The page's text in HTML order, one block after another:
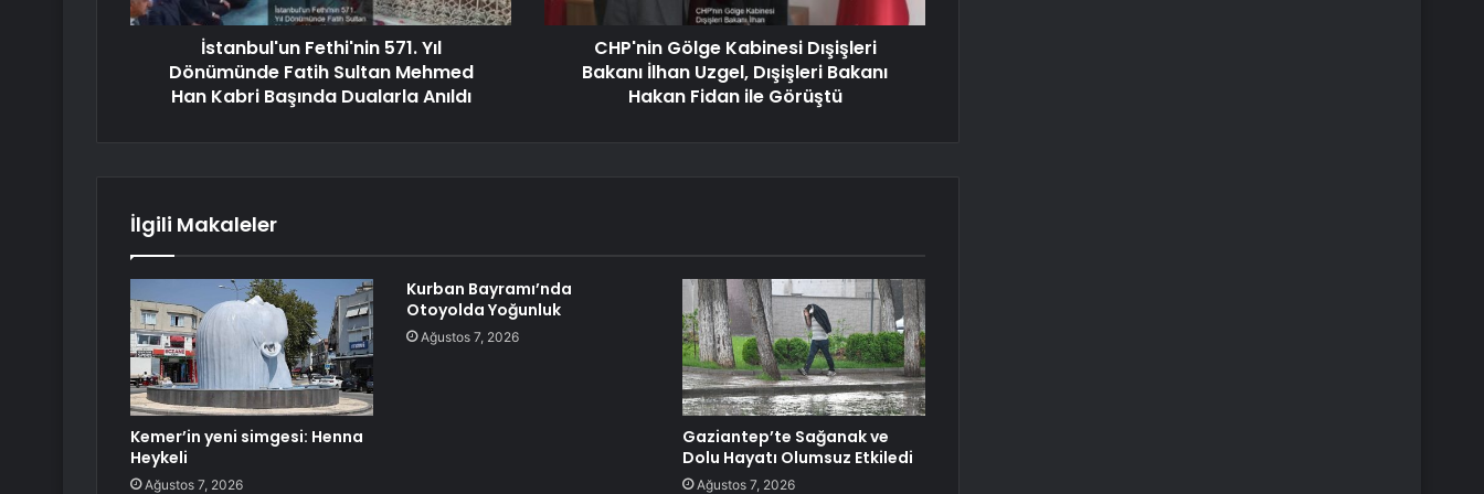
İstanbul'un Fethi'nin 571. Yıl
Dönümünde Fatih Sultan Mehmed
Han Kabri Başında Dualarla Anıldı
CHP'nin Gölge Kabinesi Dışişleri
Bakanı İlhan Uzgel, Dışişleri Bakanı
Hakan Fidan ile Görüştü
İlgili Makaleler
Kemer’in yeni simgesi: Henna
Heykeli
Ağustos 7, 2026
Kurban Bayramı’nda
Otoyolda Yoğunluk
Ağustos 7, 2026
Gaziantep’te Sağanak ve
Dolu Hayatı Olumsuz Etkiledi
Ağustos 7, 2026